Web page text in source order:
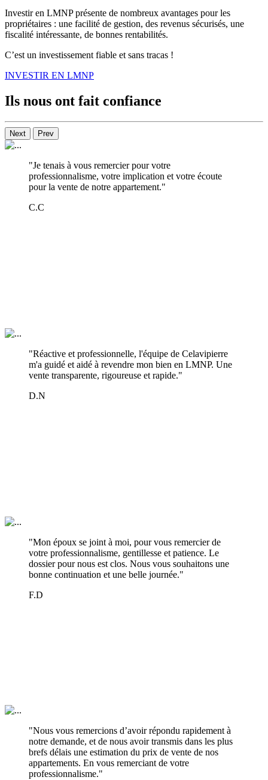
Investir en LMNP présente de nombreux avantages pour les
propriétaires : une facilité de gestion, des revenus sécurisés, une
fiscalité intéressante, de bonnes rentabilités.
C’est un investissement fiable et sans tracas !
INVESTIR EN LMNP
Ils nous ont fait confiance
Next Prev
"Je tenais à vous remercier pour votre
professionnalisme, votre implication et votre écoute
pour la vente de notre appartement."
C.C
"Réactive et professionnelle, l'équipe de Celavipierre
m'a guidé et aidé à revendre mon bien en LMNP. Une
vente transparente, rigoureuse et rapide."
D.N
"Mon époux se joint à moi, pour vous remercier de
votre professionnalisme, gentillesse et patience. Le
dossier pour nous est clos. Nous vous souhaitons une
bonne continuation et une belle journée."
F.D
"Nous vous remercions d’avoir répondu rapidement à
notre demande, et de nous avoir transmis dans les plus
brefs délais une estimation du prix de vente de nos
appartements. En vous remerciant de votre
professionnalisme."